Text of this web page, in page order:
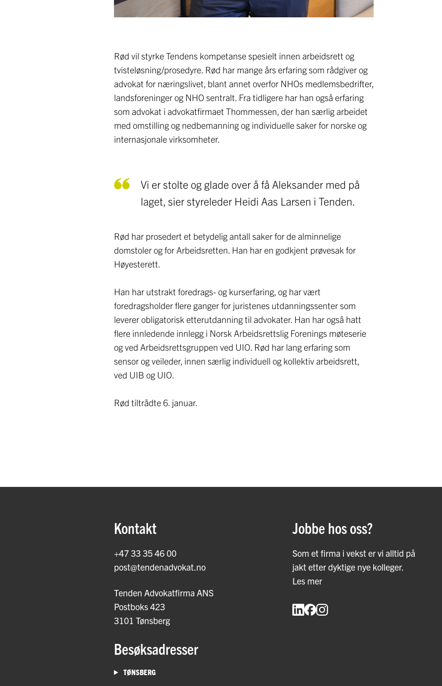
Rød vil styrke Tendens kompetanse spesielt innen arbeidsrett og
tvisteløsning/prosedyre. Rød har mange års erfaring som rådgiver og
advokat for næringslivet, blant annet overfor NHOs medlemsbedrifter,
landsforeninger og NHO sentralt. Fra tidligere har han også erfaring
som advokat i advokatfirmaet Thommessen, der han særlig arbeidet
med omstilling og nedbemanning og individuelle saker for norske og
internasjonale virksomheter.
Vi er stolte og glade over å få Aleksander med på
laget, sier styreleder Heidi Aas Larsen i Tenden.
Rød har prosedert et betydelig antall saker for de alminnelige
domstoler og for Arbeidsretten. Han har en godkjent prøvesak for
Høyesterett.
Han har utstrakt foredrags- og kurserfaring, og har vært
foredragsholder flere ganger for juristenes utdanningssenter som
leverer obligatorisk etterutdanning til advokater. Han har også hatt
flere innledende innlegg i Norsk Arbeidsrettslig Forenings møteserie
og ved Arbeidsrettsgruppen ved UIO. Rød har lang erfaring som
sensor og veileder, innen særlig individuell og kollektiv arbeidsrett,
ved UIB og UIO.
Rød tiltrådte 6. januar.
Kontakt
+47 33 35 46 00
post@tendenadvokat.no
Tenden Advokatfirma ANS
Postboks 423
3101 Tønsberg
Besøksadresser
TØNSBERG
Jobbe hos oss?
Som et firma i vekst er vi alltid på
jakt etter dyktige nye kolleger.
Les mer